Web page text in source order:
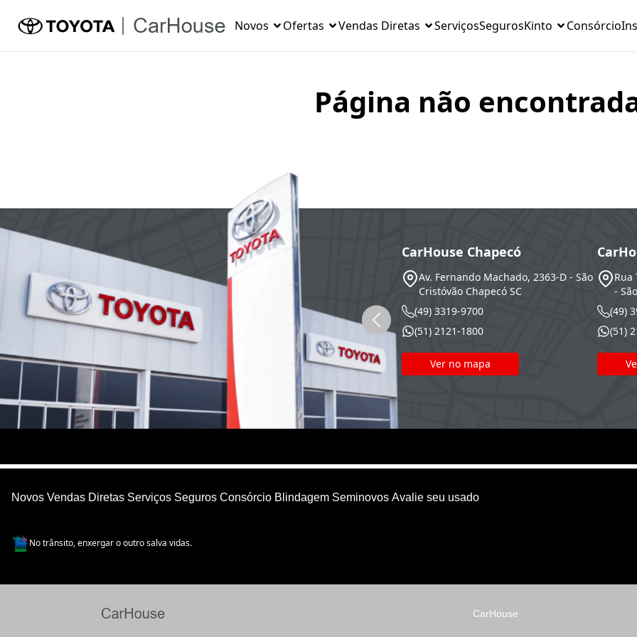
Novos Ofertas Vendas Diretas ServiçosSegurosKinto Consórcio
Página não
CarHouse Chapecó
Av. Fernando Machado, 2363-D - São
Cristóvão Chapecó SC
(49) 3319-9700
(51) 2121-1800
Ver no mapa
Rua
-
(49)
(51)
Novos Vendas Diretas Serviços Seguros Consórcio Blindagem Seminovos Avalie seu usado
No trânsito, enxergar o outro salva vidas.
CarHouse